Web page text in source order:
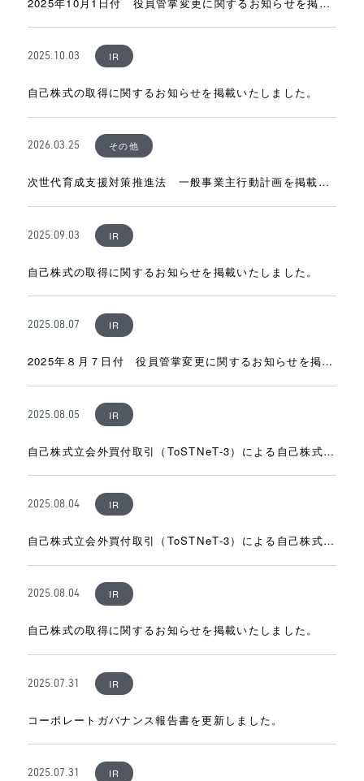
2025.10.03 IR
自己株式の取得に関するお知らせを掲載いたしました。
2026.03.25 その他
次世代育成支援対策推進法 一般事業主行動計画を掲載し
2025.09.03 IR
自己株式の取得に関するお知らせを掲載いたしました。
2025.08.07 IR
2025年８月７日付 役員管掌変更に関するお知らせを掲載
2025.08.05 IR
自己株式立会外買付取引（ToSTNeT-3）による自己株式の
2025.08.04 IR
自己株式立会外買付取引（ToSTNeT-3）による自己株式の
2025.08.04 IR
自己株式の取得に関するお知らせを掲載いたしました。
2025.07.31 IR
コーポレートガバナンス報告書を更新しました。
2025.07.31 IR